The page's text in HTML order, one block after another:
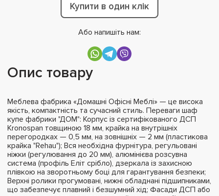
Купити в один клік
Або напишіть нам:
Опис товару
Меблева фабрика «Домашні Офісні Меблі» — це висока
якість, компактність та сучасний стиль. Переваги шаф
купе фабрики "ДОМ": Корпус із сертифікованого ДСП
Kronospan товщиною 18 мм, крайка на внутрішніх
перегородках — 0,5 мм, на зовнішніх — 2 мм (пластикова
крайка "Rehau"); Вся необхідна фурнітура, регульовані
ніжки (регулювання до 20 мм), алюмінієва розсувна
система (профіль Еліт срібло), дзеркала із захисною
плівкою на зворотньому боці для гарантування безпеки;
Верхні ролики прогумовані, нижні обладнані підшипниками,
що забезпечує плавний і безшумний хід; Фасади ДСП або